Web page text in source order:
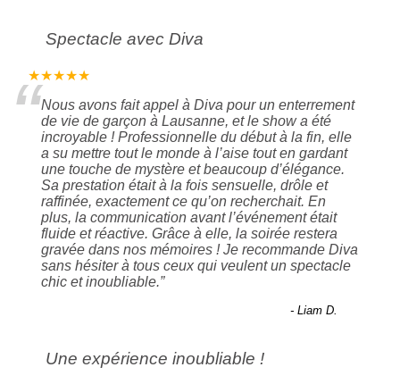
Spectacle avec Diva
★★★★★
“Nous avons fait appel à Diva pour un enterrement
de vie de garçon à Lausanne, et le show a été
incroyable ! Professionnelle du début à la fin, elle
a su mettre tout le monde à l’aise tout en gardant
une touche de mystère et beaucoup d’élégance.
Sa prestation était à la fois sensuelle, drôle et
raffinée, exactement ce qu’on recherchait. En
plus, la communication avant l’événement était
fluide et réactive. Grâce à elle, la soirée restera
gravée dans nos mémoires ! Je recommande Diva
sans hésiter à tous ceux qui veulent un spectacle
chic et inoubliable.”
- Liam D.
Une expérience inoubliable !